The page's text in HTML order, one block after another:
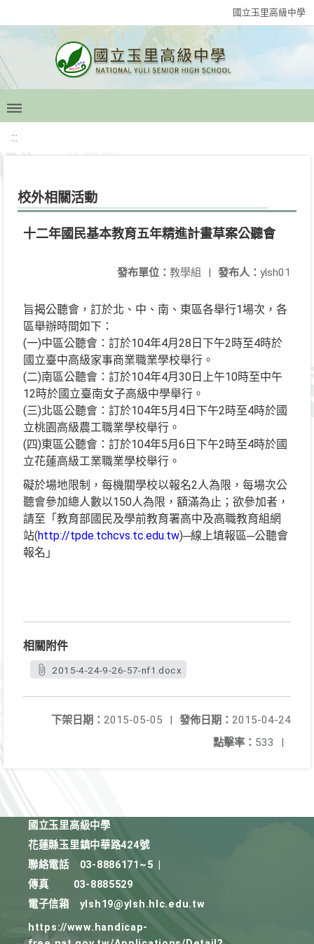
國立玉里高級中學
:::
校外相關活動
十二年國民基本教育五年精進計畫草案公聽會
發布人： ylsh01
發布單位： 教學組 |
旨揭公聽會，訂於北、中、南、東區各舉行1場次，各
區舉辦時間如下：
(一)中區公聽會：訂於104年4月28日下午2時至4時於
國立臺中高級家事商業職業學校舉行。
(二)南區公聽會：訂於104年4月30日上午10時至中午
12時於國立臺南女子高級中學舉行。
(三)北區公聽會：訂於104年5月4日下午2時至4時於國
立桃園高級農工職業學校舉行。
(四)東區公聽會：訂於104年5月6日下午2時至4時於國
立花蓮高級工業職業學校舉行。
礙於場地限制，每機關學校以報名2人為限，每場次公
聽會參加總人數以150人為限，額滿為止；欲參加者，
請至「教育部國民及學前教育署高中及高職教育組網
站(http://tpde.tchcvs.tc.edu.tw)─線上填報區─公聽會
報名」
相關附件
2015-4-24-9-26-57-nf1.docx
發佈日期： 2015-04-24
下架日期： 2015-05-05
|
點擊率： 533 |
國立玉里高級中學
花蓮縣玉里鎮中華路424號
聯絡電話
03-8886171~5
傳真
03-8885529
電子信箱
ylsh19@ylsh.hlc.edu.tw
https://www.handicap-